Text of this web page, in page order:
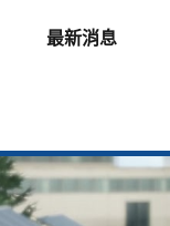
最新消息